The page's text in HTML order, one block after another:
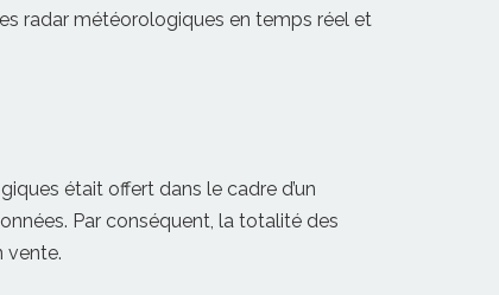
radar météorologiques en temps réel et
était offert dans le cadre d’un
Par conséquent, la totalité des
vente.